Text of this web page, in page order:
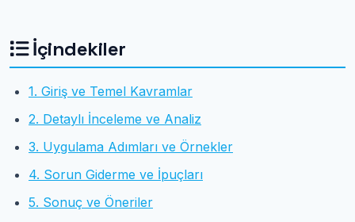
İçindekiler
1. Giriş ve Temel Kavramlar
2. Detaylı İnceleme ve Analiz
3. Uygulama Adımları ve Örnekler
4. Sorun Giderme ve İpuçları
5. Sonuç ve Öneriler